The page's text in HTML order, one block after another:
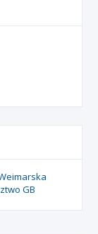
GB